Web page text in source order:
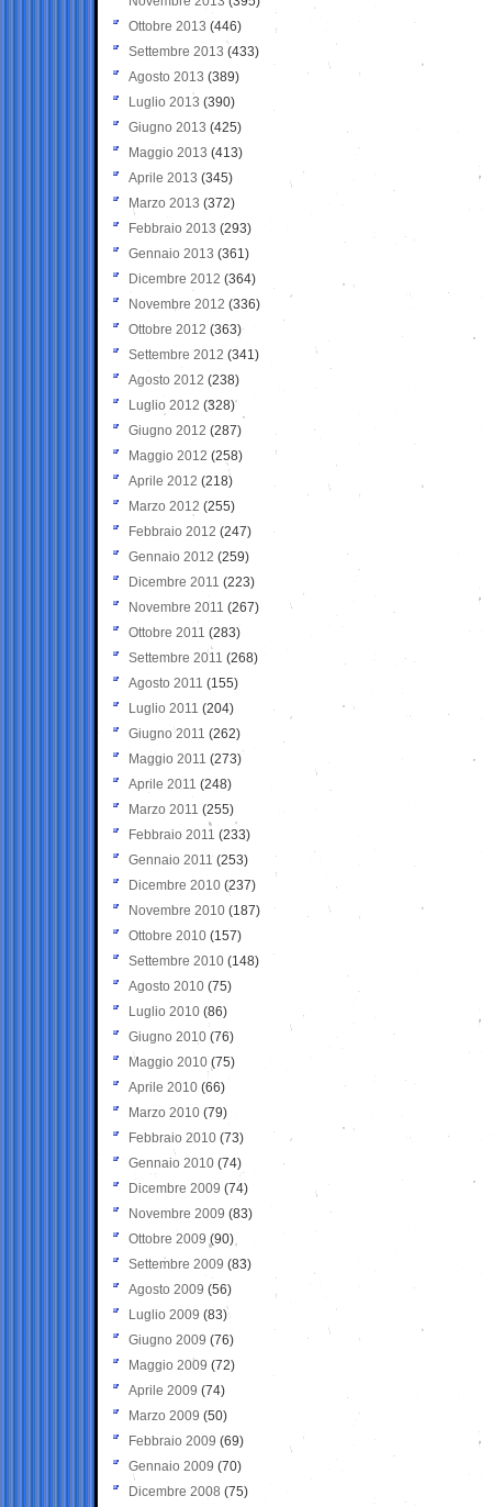
Ottobre 2013 (446)
Settembre 2013 (433)
Agosto 2013 (389)
Luglio 2013 (390)
Giugno 2013 (425)
Maggio 2013 (413)
Aprile 2013 (345)
Marzo 2013 (372)
Febbraio 2013 (293)
Gennaio 2013 (361)
Dicembre 2012 (364)
Novembre 2012 (336)
Ottobre 2012 (363)
Settembre 2012 (341)
Agosto 2012 (238)
Luglio 2012 (328)
Giugno 2012 (287)
Maggio 2012 (258)
Aprile 2012 (218)
Marzo 2012 (255)
Febbraio 2012 (247)
Gennaio 2012 (259)
Dicembre 2011 (223)
Novembre 2011 (267)
Ottobre 2011 (283)
Settembre 2011 (268)
Agosto 2011 (155)
Luglio 2011 (204)
Giugno 2011 (262)
Maggio 2011 (273)
Aprile 2011 (248)
Marzo 2011 (255)
Febbraio 2011 (233)
Gennaio 2011 (253)
Dicembre 2010 (237)
Novembre 2010 (187)
Ottobre 2010 (157)
Settembre 2010 (148)
Agosto 2010 (75)
Luglio 2010 (86)
Giugno 2010 (76)
Maggio 2010 (75)
Aprile 2010 (66)
Marzo 2010 (79)
Febbraio 2010 (73)
Gennaio 2010 (74)
Dicembre 2009 (74)
Novembre 2009 (83)
Ottobre 2009 (90)
Settembre 2009 (83)
Agosto 2009 (56)
Luglio 2009 (83)
Giugno 2009 (76)
Maggio 2009 (72)
Aprile 2009 (74)
Marzo 2009 (50)
Febbraio 2009 (69)
Gennaio 2009 (70)
Dicembre 2008 (75)